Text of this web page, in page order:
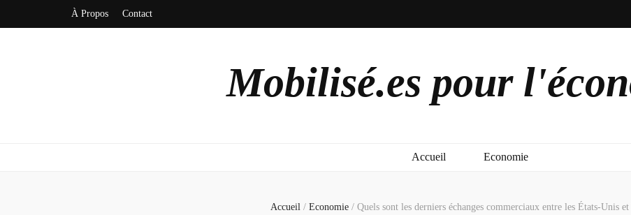
À Propos Contact
Mobilisé.es pour
Accueil Economie
Accueil / Economie / Quels sont les derniers échanges commerciaux entre les États-Unis